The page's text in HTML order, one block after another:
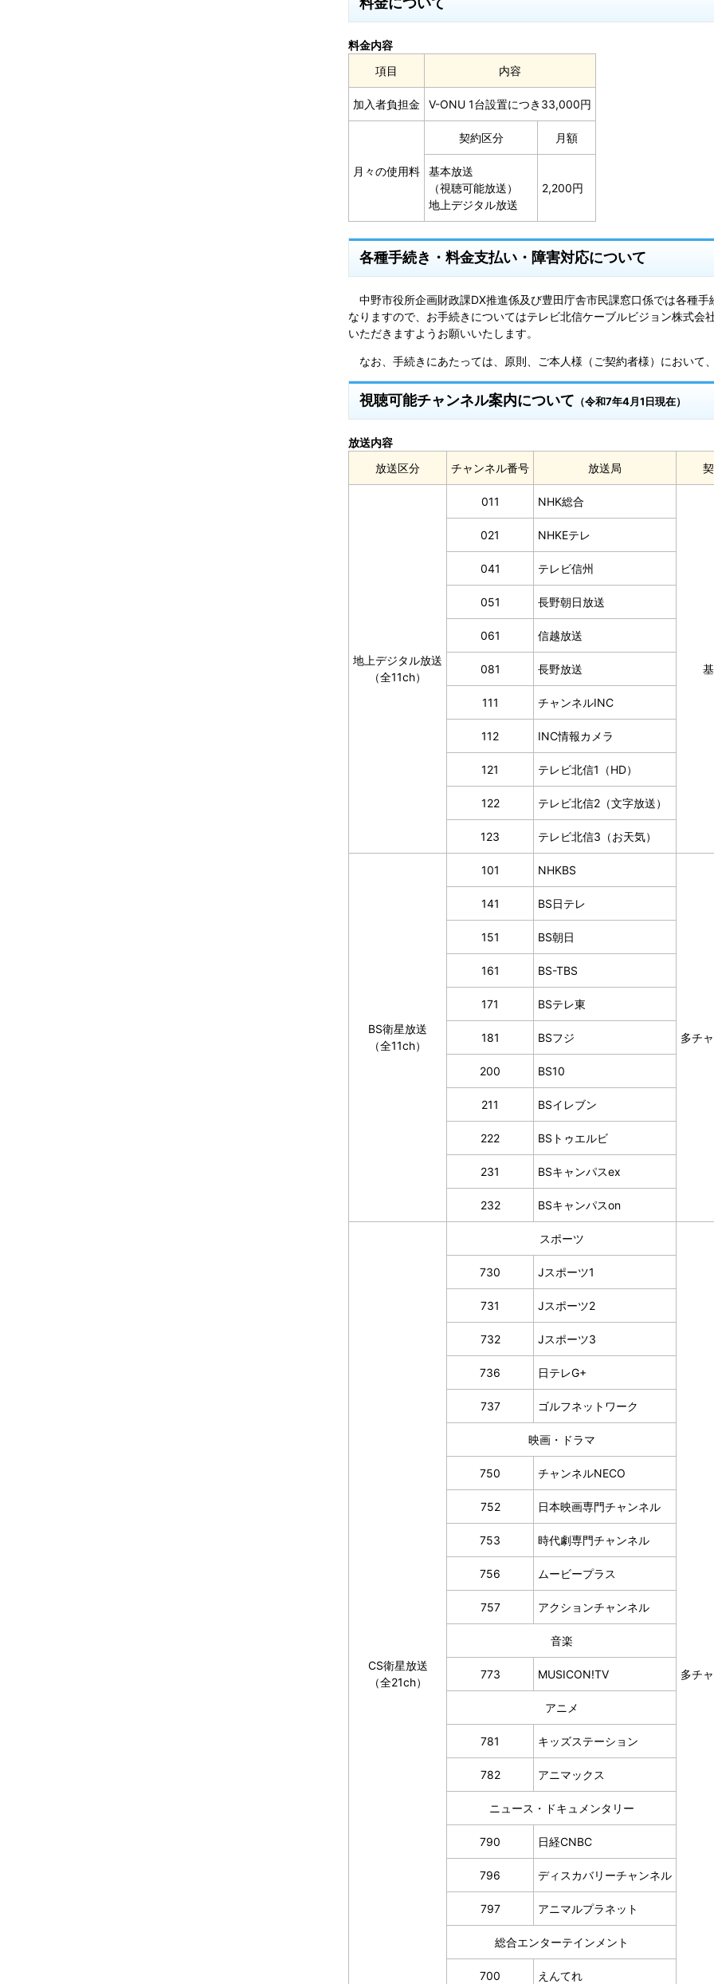
料金内容
項目
内容
加入者負担金 V-ONU 1台設置につき33,000円
月々の使用料
契約区分 月額
基本放送
（視聴可能放送）
地上デジタル放送
2,200円
各種手続き・料金支払い・障害対応について
中野市役所企画財政課DX推進係及び豊田庁舎市民課窓口係では各種
なりますので、お手続きについてはテレビ北信ケーブルビジョン株式
いただきますようお願いいたします。
なお、手続きにあたっては、原則、ご本人様（ご契約者様）において
視聴可能チャンネル案内について （令和7年4月1日現在）
放送内容
放送区分
チャンネル番号 放送局
地上デジタル放送
（全11ch）
011 NHK総合
021 NHKEテレ
041 テレビ信州
051 長野朝日放送
061 信越放送
081 長野放送
111 チャンネルINC
112 INC情報カメラ
121 テレビ北信1（HD）
122 テレビ北信2（文字放送）
123 テレビ北信3（お天気）
BS衛星放送
（全11ch）
101 NHKBS
多チ
141 BS日テレ
151 BS朝日
161 BS-TBS
171 BSテレ東
181 BSフジ
200 BS10
211 BSイレブン
222 BSトゥエルビ
231 BSキャンパスex
232 BSキャンパスon
CS衛星放送
（全21ch）
スポーツ
多チ
730 Jスポーツ1
731 Jスポーツ2
732 Jスポーツ3
736 日テレG+
737 ゴルフネットワーク
映画・ドラマ
750 チャンネルNECO
752 日本映画専門チャンネル
753 時代劇専門チャンネル
756 ムービープラス
757 アクションチャンネル
音楽
773 MUSICON!TV
アニメ
781 キッズステーション
782 アニマックス
ニュース・ドキュメンタリー
790 日経CNBC
796 ディスカバリーチャンネル
797 アニマルプラネット
総合エンターテインメント
700 えんてれ